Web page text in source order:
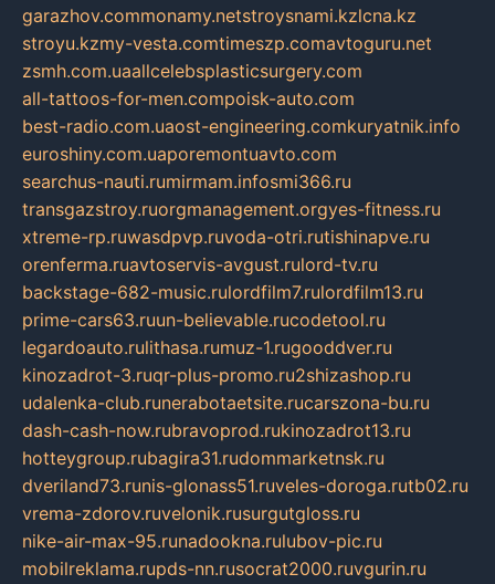
garazhov.commonamy.netstroysnami.kzlcna.kz
stroyu.kzmy-vesta.comtimeszp.comavtoguru.net
zsmh.com.uaallcelebsplasticsurgery.com
all-tattoos-for-men.compoisk-auto.com
best-radio.com.uaost-engineering.comkuryatnik.info
euroshiny.com.uaporemontuavto.com
searchus-nauti.rumirmam.infosmi366.ru
transgazstroy.ruorgmanagement.orgyes-fitness.ru
xtreme-rp.ruwasdpvp.ruvoda-otri.rutishinapve.ru
orenferma.ruavtoservis-avgust.rulord-tv.ru
backstage-682-music.rulordfilm7.rulordfilm13.ru
prime-cars63.ruun-believable.rucodetool.ru
legardoauto.rulithasa.rumuz-1.rugooddver.ru
kinozadrot-3.ruqr-plus-promo.ru2shizashop.ru
udalenka-club.runerabotaetsite.rucarszona-bu.ru
dash-cash-now.rubravoprod.rukinozadrot13.ru
hotteygroup.rubagira31.rudommarketnsk.ru
dveriland73.runis-glonass51.ruveles-doroga.rutb02.ru
vrema-zdorov.ruvelonik.rusurgutgloss.ru
nike-air-max-95.runadookna.rulubov-pic.ru
mobilreklama.rupds-nn.rusocrat2000.ruvgurin.ru